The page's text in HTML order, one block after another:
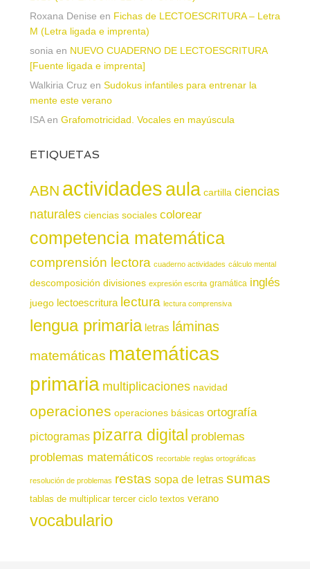
Roxana Denise en Fichas de LECTOESCRITURA – Letra
M (Letra ligada e imprenta)
sonia en NUEVO CUADERNO DE LECTOESCRITURA
[Fuente ligada e imprenta]
Walkiria Cruz en Sudokus infantiles para entrenar la
mente este verano
ISAen Grafomotricidad. Vocales en mayúscula
ETIQUETAS
ABN actividadesaula cartilla ciencias
naturales ciencias sociales colorear
competencia matemática
comprensión lectora cuaderno actividades cálculo mental
descomposición divisiones expresión escrita gramática inglés
juego lectoescritura lectura lectura comprensiva
lengua primaria letras láminas
matemáticas matemáticas
primaria multiplicaciones navidad
operaciones operaciones básicas ortografía
pictogramas pizarra digital problemas
problemas matemáticos recortable reglas ortográficas
resolución de problemas restas sopa de letras sumas
tablas de multiplicar tercer ciclo textos verano
vocabulario